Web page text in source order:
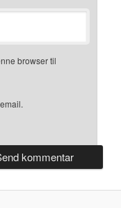
browser til